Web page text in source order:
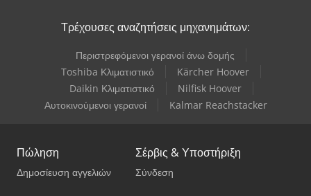
Τρέχουσες αναζητήσεις μηχανημάτων:
Περιστρεφόμενοι γερανοί άνω δομής
Toshiba Κλιματιστικό
Kärcher Hoover
Daikin Κλιματιστικό
Nilfisk Hoover
Αυτοκινούμενοι γερανοί
Kalmar Reachstacker
Πώληση
Δημοσίευση αγγελιών
Σέρβις & Υποστήριξη
Σύνδεση